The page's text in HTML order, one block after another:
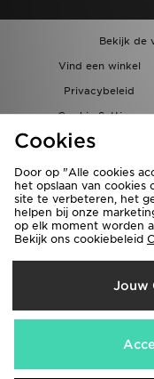
Bekijk de
Vind een winkel
Privacybeleid
Cookie Settings
Bestellingen en
België
Wij
Cookies
Door op "Alle cookies
het opslaan van cookies
site te verbeteren, het
helpen bij onze
op elk moment worden
Bekijk ons cookiebeleid
Jouw